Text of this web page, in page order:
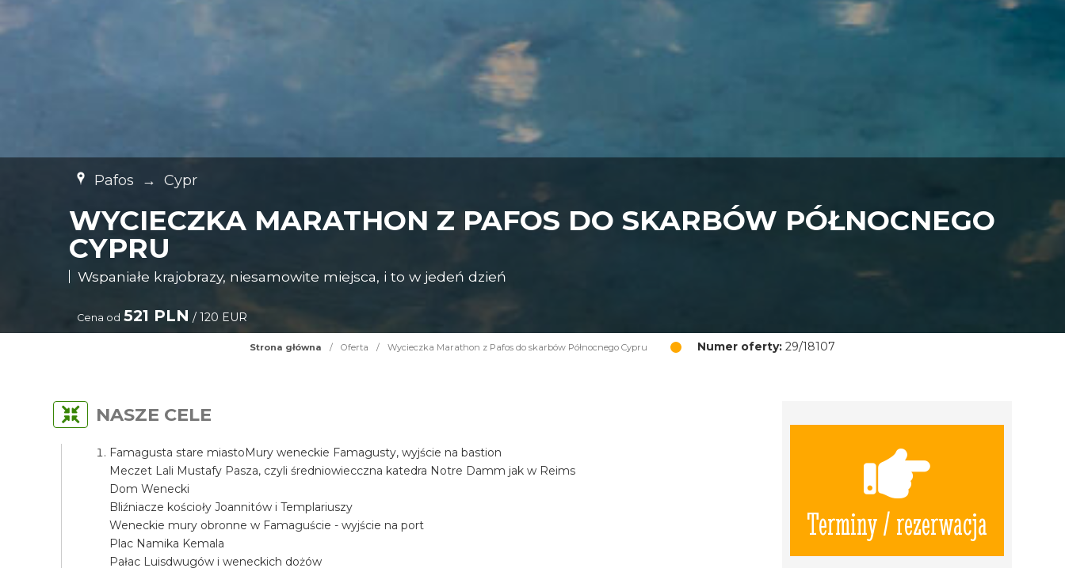
Pafos → Cypr
WYCIECZKA MARATHON Z PAFOS DO SKARBÓW PÓŁNOCNEGO
CYPRU
Wspaniałe krajobrazy, niesamowite miejsca, i to w jedeń dzień
Cena od 521 PLN / 120 EUR
Strona główna / Oferta / Wycieczka Marathon z Pafos do skarbów Północnego Cypru Numer oferty: 29/18107
Terminy / rezerwacja
NASZE CELE
Famagusta stare miastoMury weneckie Famagusty, wyjście na bastion
Meczet Lali Mustafy Pasza, czyli średniowiecczna katedra Notre Damm jak w Reims
Dom Wenecki
Bliźniacze kościoły Joannitów i Templariuszy
Weneckie mury obronne w Famaguście - wyjście na port
Plac Namika Kemala
Pałac Luisdwugów i weneckich dożów